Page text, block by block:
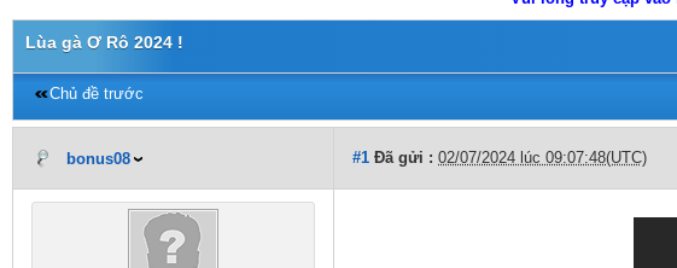
Lùa gà Ơ Rô 2024 !
Chủ đề trước
bonus08 #1 Đã gửi : 02/07/2024 lúc 09:07:48(UTC)